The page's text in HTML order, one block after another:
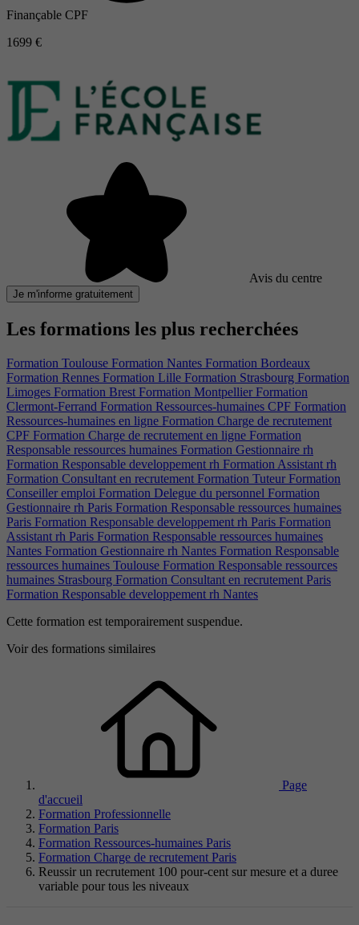
Finançable CPF
1699 €
Avis du centre
Je m'informe gratuitement
Les formations les plus recherchées
Formation Toulouse Formation Nantes Formation Bordeaux
Formation Rennes Formation Lille Formation Strasbourg Formation
Limoges Formation Brest Formation Montpellier Formation
Clermont-Ferrand Formation Ressources-humaines CPF Formation
Ressources-humaines en ligne Formation Charge de recrutement
CPF Formation Charge de recrutement en ligne Formation
Responsable ressources humaines Formation Gestionnaire rh
Formation Responsable developpement rh Formation Assistant rh
Formation Consultant en recrutement Formation Tuteur Formation
Conseiller emploi Formation Delegue du personnel Formation
Gestionnaire rh Paris Formation Responsable ressources humaines
Paris Formation Responsable developpement rh Paris Formation
Assistant rh Paris Formation Responsable ressources humaines
Nantes Formation Gestionnaire rh Nantes Formation Responsable
ressources humaines Toulouse Formation Responsable ressources
humaines Strasbourg Formation Consultant en recrutement Paris
Formation Responsable developpement rh Nantes
Cette formation est temporairement suspendue.
Voir des formations similaires
Page
d'accueil
Formation Professionnelle
Formation Paris
Formation Ressources-humaines Paris
Formation Charge de recrutement Paris
Reussir un recrutement 100 pour-cent sur mesure et a duree
variable pour tous les niveaux